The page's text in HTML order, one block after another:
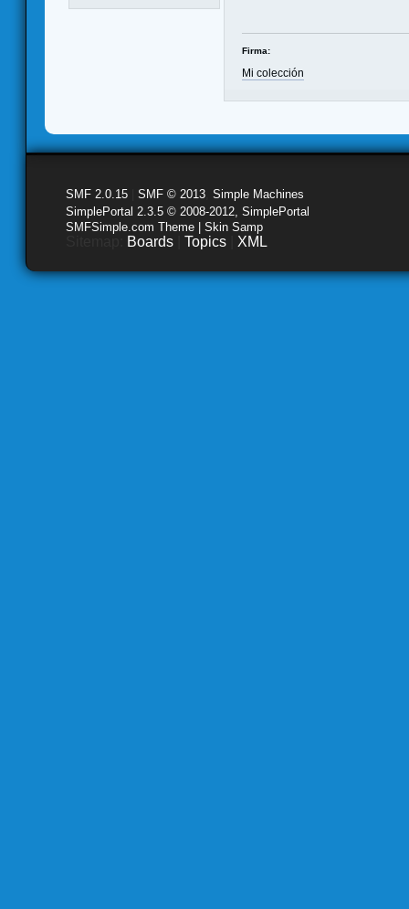
Firma:
Mi colección
SMF 2.0.15 SMF © 2013 Simple Machines
SimplePortal 2.3.5 © 2008-2012, SimplePortal
SMFSimple.com Theme | Skin Samp
Boards Topics XML